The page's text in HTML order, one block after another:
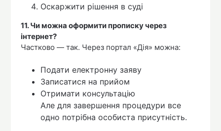
Оскаржити рішення в суді
11. Чи можна оформити прописку через
інтернет?
Частково — так. Через портал «Дія» можна:
Подати електронну заяву
Записатися на прийом
Отримати консультацію
Але для завершення процедури все
одно потрібна особиста присутність.